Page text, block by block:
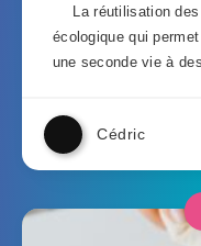
La réutilisation
écologique qui
une seconde vie à
Cédric